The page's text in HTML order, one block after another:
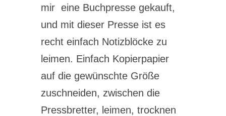
mir eine Buchpresse gekauft,
und mit dieser Presse ist es
recht einfach Notizblöcke zu
leimen. Einfach Kopierpapier
auf die gewünschte Größe
zuschneiden, zwischen die
Pressbretter, leimen, trocknen